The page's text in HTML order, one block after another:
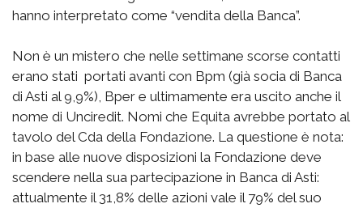
hanno interpretato come “vendita della Banca”.
Non è un mistero che nelle settimane scorse contatti
erano stati portati avanti con Bpm (già socia di Banca
di Asti al 9,9%), Bper e ultimamente era uscito anche il
nome di Unciredit. Nomi che Equita avrebbe portato al
tavolo del Cda della Fondazione. La questione è nota:
in base alle nuove disposizioni la Fondazione deve
scendere nella sua partecipazione in Banca di Asti:
attualmente il 31,8% delle azioni vale il 79% del suo